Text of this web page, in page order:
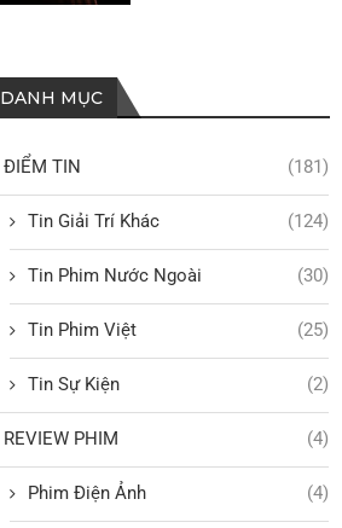
DANH MỤC
ĐIỂM TIN (181)
Tin Giải Trí Khác (124)
Tin Phim Nước Ngoài (30)
Tin Phim Việt (25)
Tin Sự Kiện (2)
REVIEW PHIM (4)
Phim Điện Ảnh (4)